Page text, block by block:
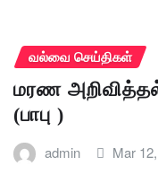
வல்வை செய்திகள்
மரண
(பாபு )
admin Mar